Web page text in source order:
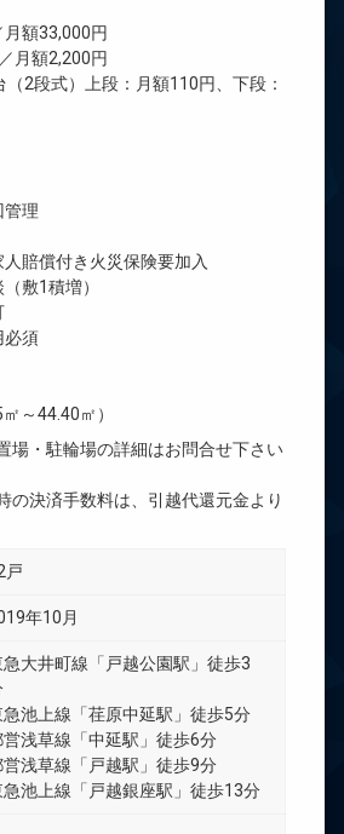
33,000円
月額2,200円
式）上段：月額110円、下段：
理
付き火災保険要加入
1積増）
須
～44.40㎡）
場・駐輪場の詳細はお問合せ下さい
の決済手数料は、引越代還元金より
戸
年10月
急大井町線「戸越公園駅」徒歩3
急池上線「荏原中延駅」徒歩5分
営浅草線「中延駅」徒歩6分
営浅草線「戸越駅」徒歩9分
急池上線「戸越銀座駅」徒歩13分